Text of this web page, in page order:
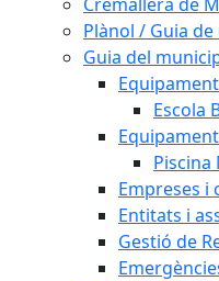
Plànol / Guia
Guia del
Escola
Piscina
Empreses i
Entitats i
Gestió de